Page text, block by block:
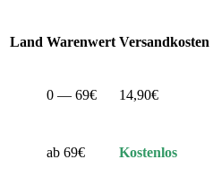
Land Warenwert Versandkosten
0 — 69€ 14,90€
ab 69€ Kostenlos